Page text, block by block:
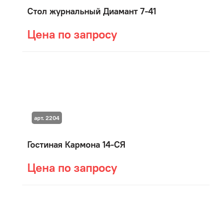
Стол журнальный Диамант 7-41
Цена по запросу
Гостиная Кармона 14-СЯ
Цена по запросу
арт. 2204